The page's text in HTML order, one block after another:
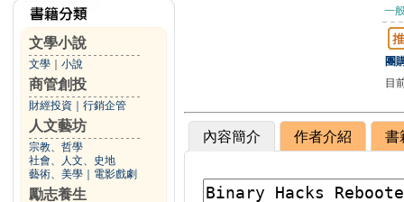
文學小說
文學 小說
商管創投
財經投資 行銷企管
人文藝坊
宗教、哲學
社會、人文、史地
藝術、美學
電影戲劇
勵志養生
一
團
目
內容簡介 作者介紹 書